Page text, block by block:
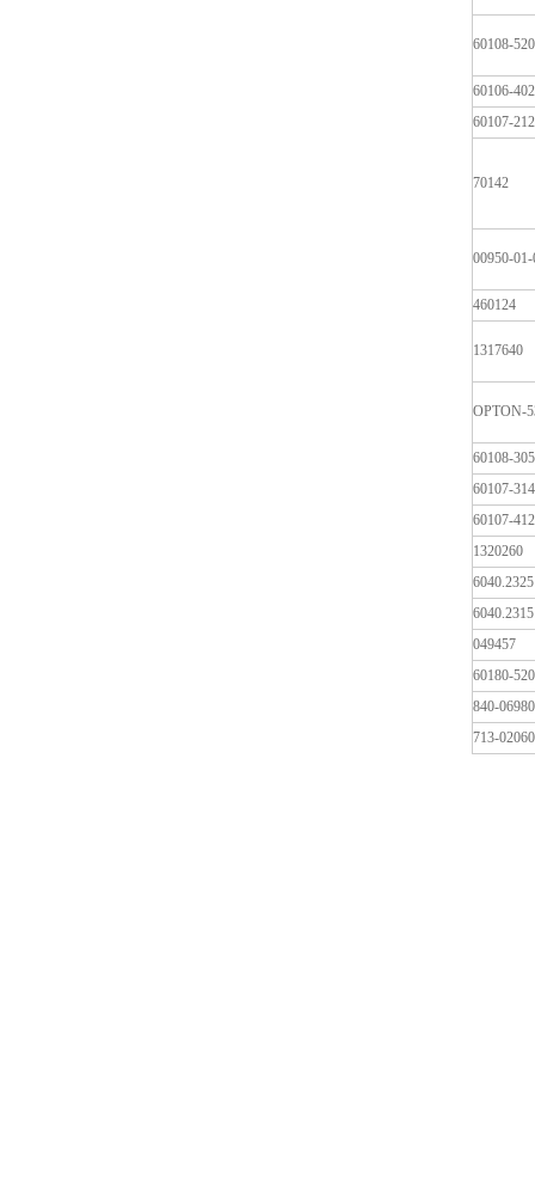
60108-520
60106-402
60107-212
70142
00950-
460124
1317640
OPTON-
60108-305
60107-314
60107-412
1320260
6040.2325
6040.2315
049457
60180-520
840-
713-